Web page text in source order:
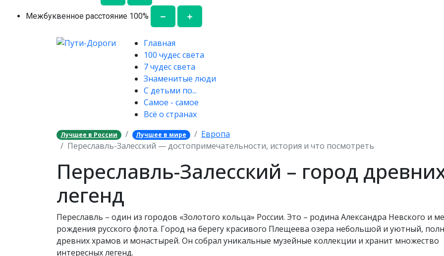
Межбуквенное расстояние 100%
Главная
100 чудес света
7 чудес света
Знаменитые люди
С детьми по...
Самое - самое
Всё о странах
Лучшее в России Лучшее в мире
Европа
Переславль-Залесский — достопримечательности, история и что посмотреть
Переславль-Залесский – город
легенд
Переславль – один из городов «Золотого кольца» России. Это – родина Александра Невского и
рождения русского флота. Город на берегу красивого Плещеева озера небольшой и уютный,
древних храмов и монастырей. Он собрал уникальные музейные коллекции и хранит множество
интересных легенд.